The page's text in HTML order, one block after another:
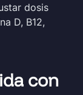
dosis
D, B12,
con